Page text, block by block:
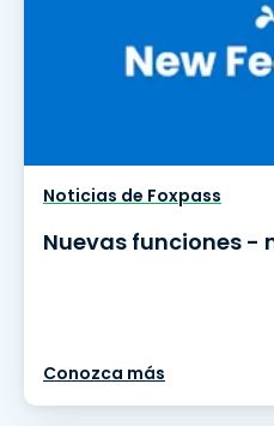
Noticias de Foxpass
Nuevas funciones -
Conozca más